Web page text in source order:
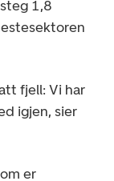
1,8
fjell: Vi har
igjen, sier
er